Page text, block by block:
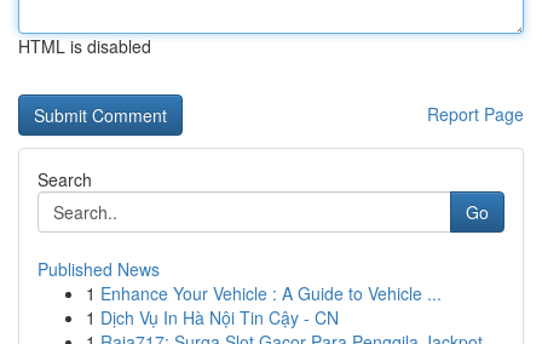
HTML is disabled
Report Page
Search
Go
Published News
1 Enhance Your Vehicle : A Guide to Vehicle ...
1 Dịch Vụ In Hà Nội Tin Cậy - CN